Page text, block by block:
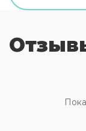
В гостевом
трансфера.